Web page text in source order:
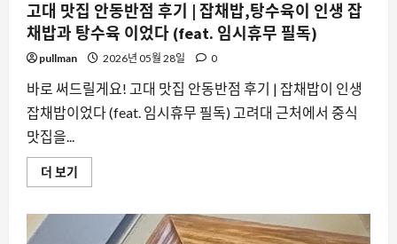
고대 맛집 안동반점 후기 | 잡채밥,탕수육이 인생 잡
채밥과 탕수육 이었다 (feat. 임시휴무 필독)
pullman 2026년 05월 28일 0
바로 써드릴게요! 고대 맛집 안동반점 후기 | 잡채밥이 인생
잡채밥이었다 (feat. 임시휴무 필독) 고려대 근처에서 중식
맛집을...
더 보기
대